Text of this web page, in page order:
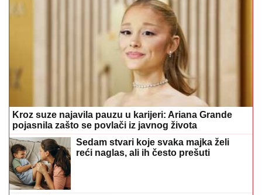
Kroz suze najavila pauzu u karijeri: Ariana Grande
pojasnila zašto se povlači iz javnog života
Sedam stvari koje svaka majka želi
reći naglas, ali ih često prešuti